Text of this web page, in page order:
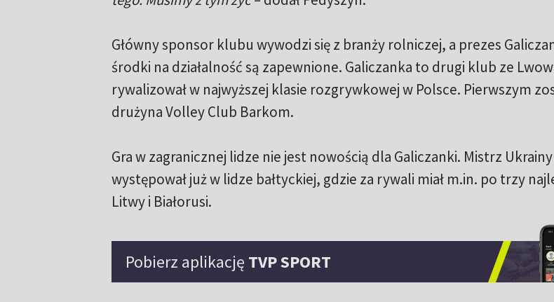
Główny sponsor klubu wywodzi się z branży rolniczej, a prezes
środki na działalność są zapewnione. Galiczanka to drugi klub ze
rywalizował w najwyższej klasie rozgrywkowej w Polsce. Pierwszym
drużyna Volley Club Barkom.
Gra w zagranicznej lidze nie jest nowością dla Galiczanki. Mistrz
występował już w lidze bałtyckiej, gdzie za rywali miał m.in. po trzy
Litwy i Białorusi.
Pobierz aplikację TVP SPORT